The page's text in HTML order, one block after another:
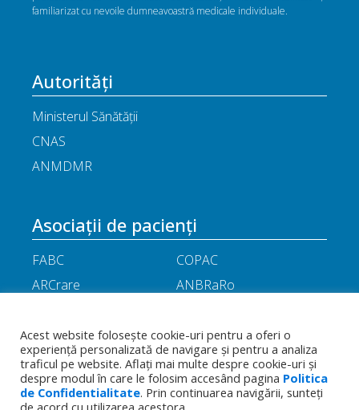
familiarizat cu nevoile dumneavoastră medicale individuale.
Autorități
Ministerul Sănătății
CNAS
ANMDMR
Asociații de pacienți
FABC
COPAC
ARCrare
ANBRaRo
ANHR
ARIL
APOR
Little People
Termeni
Toate drepturile rezervate - Asociația
Acest website folosește cookie-uri pentru a oferi o
experiență personalizată de navigare și pentru a analiza
traficul pe website. Aflați mai multe despre cookie-uri și
despre modul în care le folosim accesând pagina Politica
de Confidentialitate. Prin continuarea navigării, sunteți
de acord cu utilizarea acestora.